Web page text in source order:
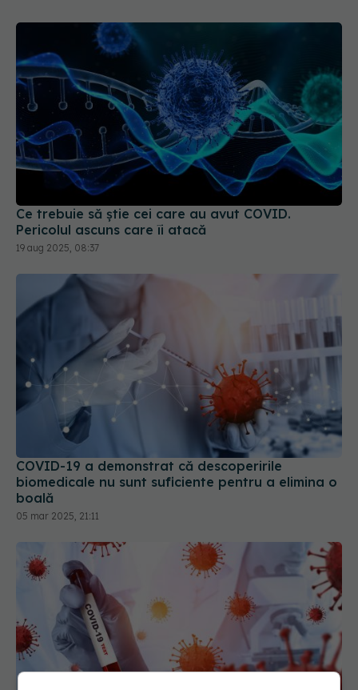
Ce trebuie să știe cei care au avut COVID.
Pericolul ascuns care îi atacă
19 aug 2025, 08:37
COVID-19 a demonstrat că descoperirile
biomedicale nu sunt suficiente pentru a elimina o
boală
05 mar 2025, 21:11